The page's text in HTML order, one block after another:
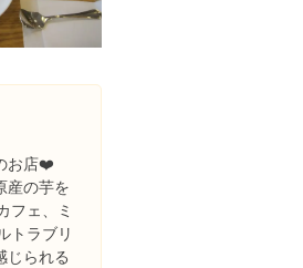
お店❤️
産の芋を
フェ、ミ
トラブリ
じられる